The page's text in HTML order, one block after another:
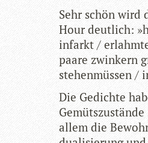
Sehr schön wird
Hour deut­lich:
infarkt /
paare zwin­kern
ste­hen­müs­sen /
Die Gedichte
allem die